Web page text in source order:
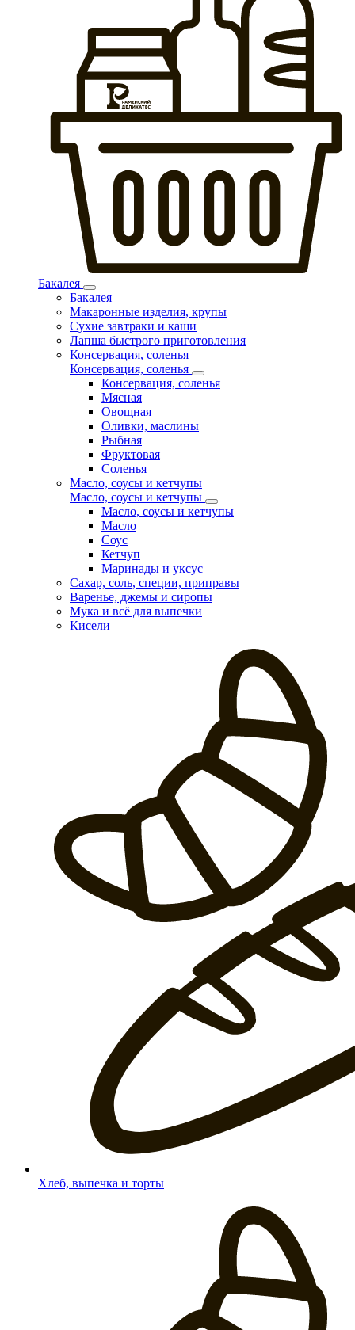
Бакалея
Бакалея
Макаронные изделия, крупы
Сухие завтраки и каши
Лапша быстрого приготовления
Консервация, соленья
Консервация, соленья
Консервация, соленья
Мясная
Овощная
Оливки, маслины
Рыбная
Фруктовая
Соленья
Масло, соусы и кетчупы
Масло, соусы и кетчупы
Масло, соусы и кетчупы
Масло
Соус
Кетчуп
Маринады и уксус
Сахар, соль, специи, приправы
Варенье, джемы и сиропы
Мука и всё для выпечки
Кисели
Хлеб, выпечка и торты